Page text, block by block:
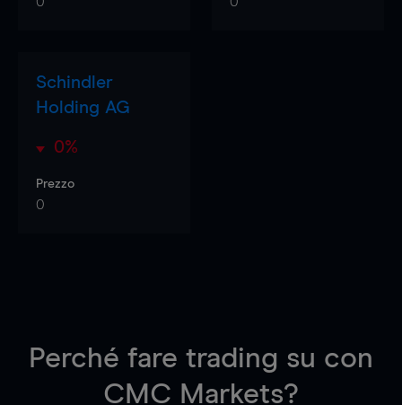
Schindler
Holding AG
0%
Prezzo
0
Perché fare trading su con
CMC Markets?